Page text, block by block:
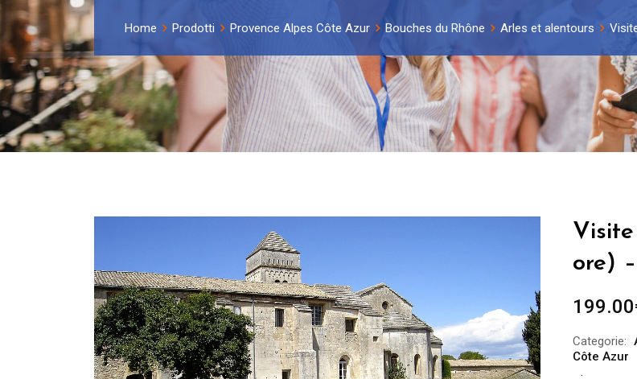
Home Prodotti Provence Alpes Côte Azur Bouches du Rhône Arles et alentours
ore)
199.00
Categorie:
Côte Azur